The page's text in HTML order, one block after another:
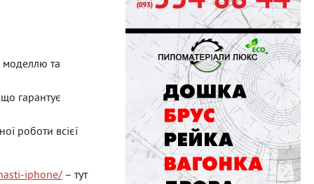
моделлю та
гарантує
роботи всієї
iphone/ – тут